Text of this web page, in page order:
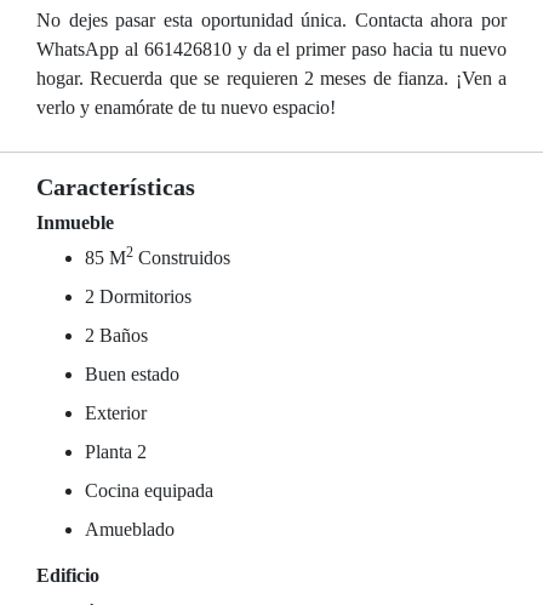
No dejes pasar esta oportunidad única. Contacta ahora por
WhatsApp al 661426810 y da el primer paso hacia tu nuevo
hogar. Recuerda que se requieren 2 meses de fianza. ¡Ven a
verlo y enamórate de tu nuevo espacio!
Características
Inmueble
85 M2 Construidos
2 Dormitorios
2 Baños
Buen estado
Exterior
Planta 2
Cocina equipada
Amueblado
Edificio